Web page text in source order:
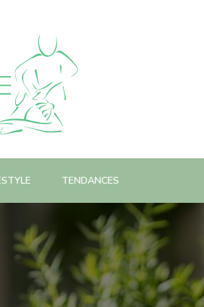
TENDANCES